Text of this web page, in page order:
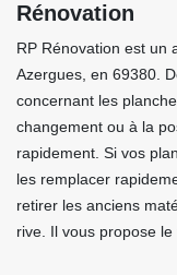
Rénovation
RP Rénovation est un
Azergues, en 69380.
concernant les
changement ou à la
rapidement. Si vos
les remplacer
retirer les anciens
rive. Il vous propose